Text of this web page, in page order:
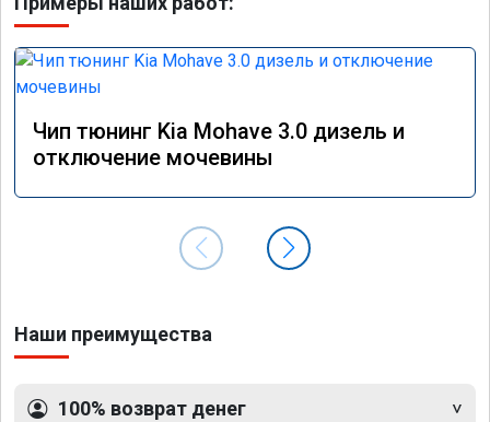
Чип тюнинг Kia Mohave 3.0 дизель и
отключение мочевины
Наши преимущества
100% возврат денег